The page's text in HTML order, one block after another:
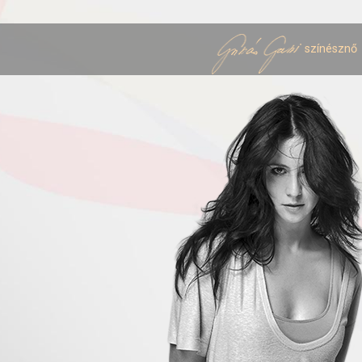
színésznő